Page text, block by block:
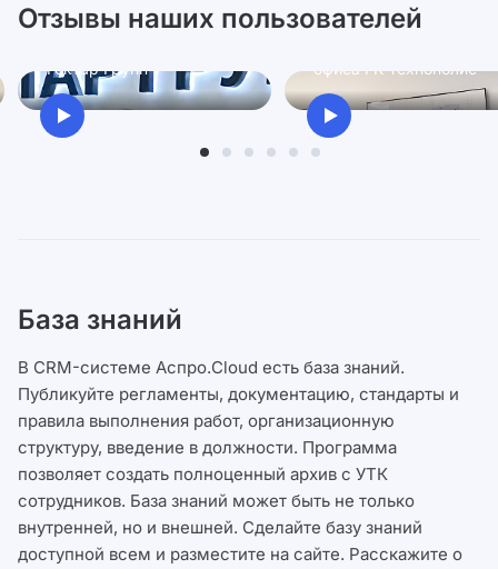
Отзывы наших пользователей
Ксения
Гектар Групп
Антон
офиса ГК Технополис
База знаний
В CRM-системе Аспро.Cloud есть база знаний.
Публикуйте регламенты, документацию, стандарты и
правила выполнения работ, организационную
структуру, введение в должности. Программа
позволяет создать полноценный архив с УТК
сотрудников. База знаний может быть не только
внутренней, но и внешней. Сделайте базу знаний
доступной всем и разместите на сайте. Расскажите о